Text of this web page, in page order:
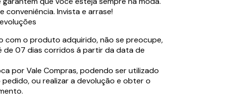
conveniência. Invista e arrase!
com o produto adquirido, não se preocupe,
de 07 dias corridos á partir da data de
por Vale Compras, podendo ser utilizado
ou realizar a devolução e obter o